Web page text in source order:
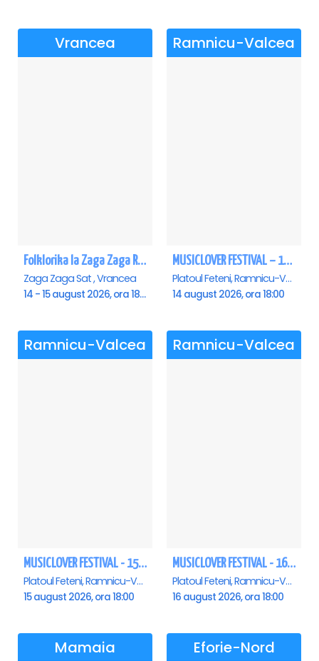
Vrancea
Folklorika la Zaga Zaga Resort - Anulat
Zaga Zaga Sat , Vrancea
14 - 15 august 2026, ora 18:00
Ramnicu-Valcea
MUSICLOVER FESTIVAL – 14 August – Puya, Johny Romano, Shift, Badd G, DJ Matei & Bogdanov
Platoul Feteni, Ramnicu-Valcea
14 august 2026, ora 18:00
Ramnicu-Valcea
MUSICLOVER FESTIVAL - 15 AUGUST - CONNECT-R, DELIA, RON HEWITT, NICKI M, AURIKA
Platoul Feteni, Ramnicu-Valcea
15 august 2026, ora 18:00
Ramnicu-Valcea
MUSICLOVER FESTIVAL - 16 AUGUST - LEO DE LA ROSIORI SI MARCEL STEFANET & ETHNO REPUBLIC, TUDOR DEEJAY, VARER
Platoul Feteni, Ramnicu-Valcea
16 august 2026, ora 18:00
Mamaia Eforie-Nord